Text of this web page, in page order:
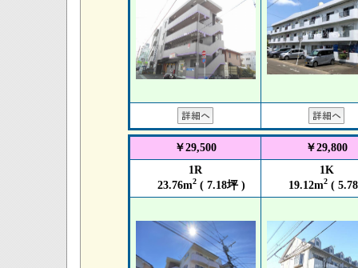
￥29,500
￥29,800
1R
23.76m2( 7.18坪 )
1K
19.12m2(